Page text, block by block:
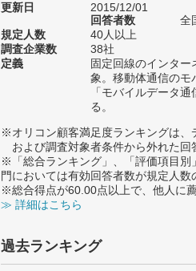
更新日
2015/12/01
回答者数
全
規定人数
40人以上
調査企業数
38社
定義
固定回線のインタ
象。移動体通信のモ
「モバイルデータ
る。
※オリコン顧客満足度ランキングは、
および調査対象者条件から外れた回
※「総合ランキング」、「評価項目別
門においては有効回答者数が規定人数
※総合得点が60.00点以上で、他人に
≫ 詳細はこちら
過去ランキング